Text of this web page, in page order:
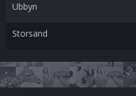
Ubbyn
Storsand